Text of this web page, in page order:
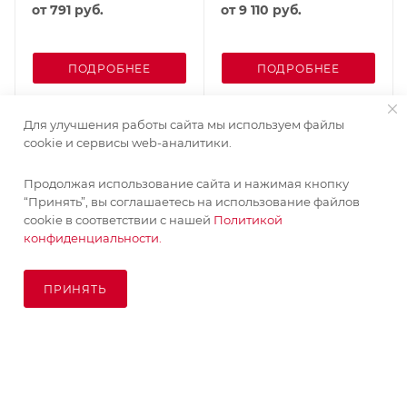
от791 руб.
ПОДРОБНЕЕ
от9 110 руб.
ПОДРОБНЕЕ
Для улучшения работы сайта мы используем файлы
cookie и сервисы web-аналитики.
Продолжая использование сайта и нажимая кнопку
“Принять”, вы соглашаетесь на использование файлов
cookie в соответствии с нашей Политикой
конфиденциальности.
ПРИНЯТЬ